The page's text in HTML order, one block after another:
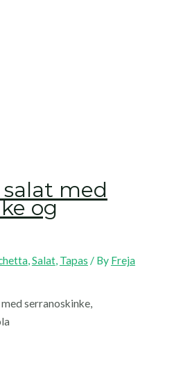
med
og
,Salat, Tapas / By Freja
serranoskinke,